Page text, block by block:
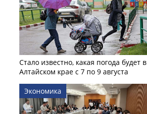
Стало известно, какая погода будет в
Алтайском крае с 7 по 9 августа
Экономика